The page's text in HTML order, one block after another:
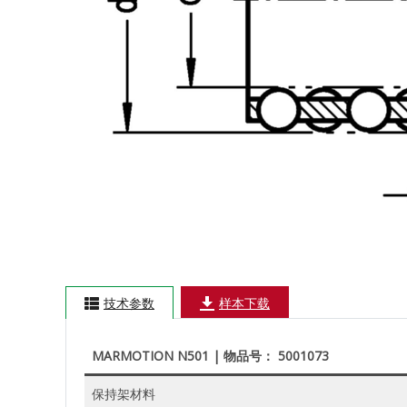
技术参数 样本下载
MARMOTION N501 | 物品号： 5001073
保持架材料